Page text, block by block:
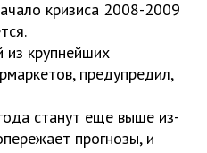
кризиса 2008-2009
крупнейших
предупредил,
станут еще выше из-
прогнозы, и